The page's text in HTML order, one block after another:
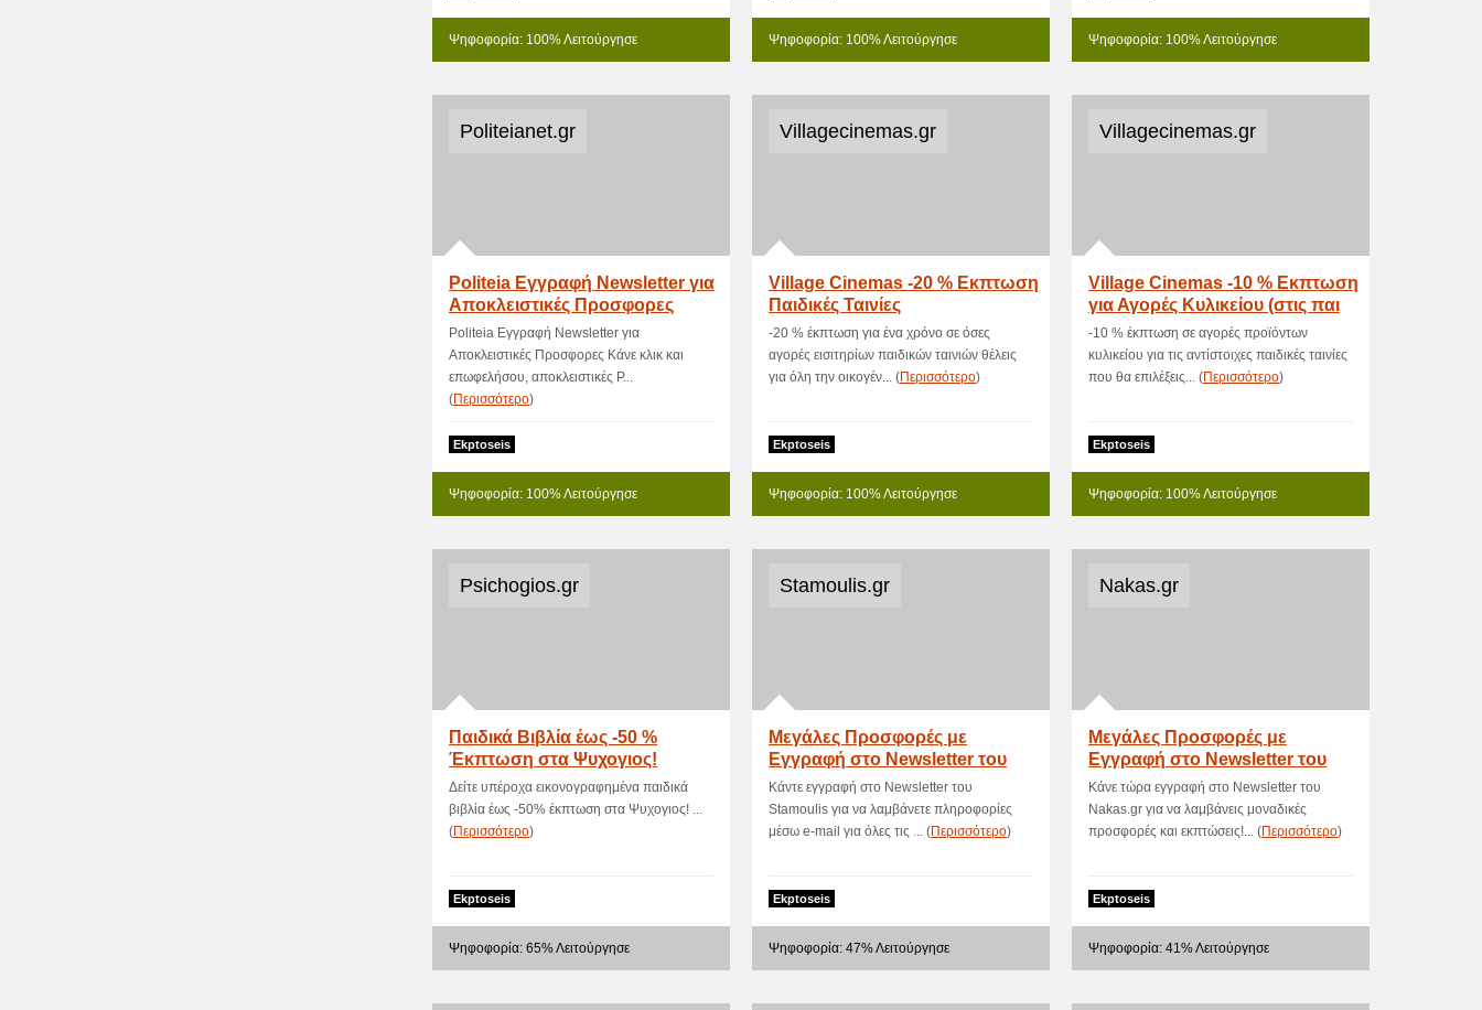
Ψηφοφορία: 100% Λειτούργησε Ψηφοφορία: 100% Λειτούργησε Ψηφοφορία: 100% Λειτούργησε
Politeianet.gr
Politeia Εγγραφή Newsletter για
Αποκλειστικές Προσφορες
Politeia Εγγραφή Newsletter για
Αποκλειστικές Προσφορες Κάνε κλικ και
επωφελήσου, αποκλειστικές P...
(Περισσότερο)
Ekptoseis
Ψηφοφορία: 100% Λειτούργησε
Villagecinemas.gr
Village Cinemas -20 % Εκπτωση
Παιδικές Ταινίες
-20 % έκπτωση για ένα χρόνο σε όσες
αγορές εισιτηρίων παιδικών ταινιών θέλεις
για όλη την οικογέν... (Περισσότερο)
Ekptoseis
Ψηφοφορία: 100% Λειτούργησε
Villagecinemas.gr
Village Cinemas -10 % Εκπτωση
για Αγορές Κυλικείου (στις παι
-10 % έκπτωση σε αγορές προϊόντων
κυλικείου για τις αντίστοιχες παιδικές ταινίες
που θα επιλέξεις... (Περισσότερο)
Ekptoseis
Ψηφοφορία: 100% Λειτούργησε
Psichogios.gr
Παιδικά Βιβλία έως -50 %
Έκπτωση στα Ψυχογιος!
Δείτε υπέροχα εικονογραφημένα παιδικά
βιβλία έως -50% έκπτωση στα Ψυχογιος! ...
(Περισσότερο)
Ekptoseis
Ψηφοφορία: 65% Λειτούργησε
Stamoulis.gr
Μεγάλες Προσφορές με
Εγγραφή στο Newsletter του
Stamoulis!
Κάντε εγγραφή στο Newsletter του
Stamoulis για να λαμβάνετε πληροφορίες
μέσω e-mail για όλες τις ... (Περισσότερο)
Ekptoseis
Ψηφοφορία: 47% Λειτούργησε
Nakas.gr
Μεγάλες Προσφορές με
Εγγραφή στο Newsletter του
Nakas!
Κάνε τώρα εγγραφή στο Newsletter του
Nakas.gr για να λαμβάνεις μοναδικές
προσφορές και εκπτώσεις!... (Περισσότερο)
Ekptoseis
Ψηφοφορία: 41% Λειτούργησε